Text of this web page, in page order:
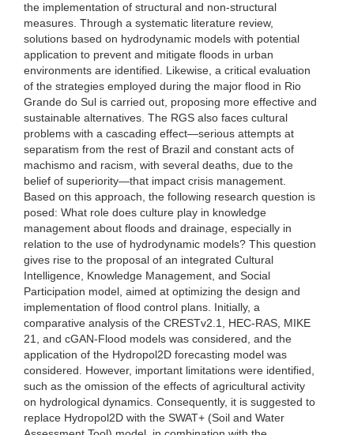
the implementation of structural and non-structural
measures. Through a systematic literature review,
solutions based on hydrodynamic models with potential
application to prevent and mitigate floods in urban
environments are identified. Likewise, a critical evaluation
of the strategies employed during the major flood in Rio
Grande do Sul is carried out, proposing more effective and
sustainable alternatives. The RGS also faces cultural
problems with a cascading effect—serious attempts at
separatism from the rest of Brazil and constant acts of
machismo and racism, with several deaths, due to the
belief of superiority—that impact crisis management.
Based on this approach, the following research question is
posed: What role does culture play in knowledge
management about floods and drainage, especially in
relation to the use of hydrodynamic models? This question
gives rise to the proposal of an integrated Cultural
Intelligence, Knowledge Management, and Social
Participation model, aimed at optimizing the design and
implementation of flood control plans. Initially, a
comparative analysis of the CRESTv2.1, HEC-RAS, MIKE
21, and cGAN-Flood models was considered, and the
application of the Hydropol2D forecasting model was
considered. However, important limitations were identified,
such as the omission of the effects of agricultural activity
on hydrological dynamics. Consequently, it is suggested to
replace Hydropol2D with the SWAT+ (Soil and Water